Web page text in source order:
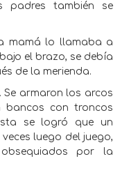
padres también se
mamá lo llamaba a
el brazo, se debía
de la merienda.
armaron los arcos
bancos con troncos
se logró que un
luego del juego,
por la